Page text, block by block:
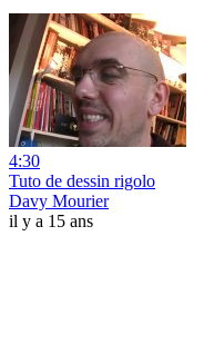
4:30
Tuto de dessin rigolo
Davy Mourier
il y a 15 ans